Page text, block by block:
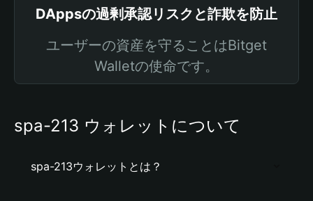
DAppsの過剰承認リスクと詐欺を防止
ユーザーの資産を守ることはBitget
Walletの使命です。
spa-213 ウォレットについて
spa-213ウォレットとは？